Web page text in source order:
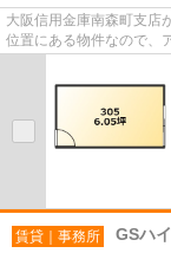
大阪信用金庫南森町支店
位置にある物件なので、
賃貸｜事務所 GSハ